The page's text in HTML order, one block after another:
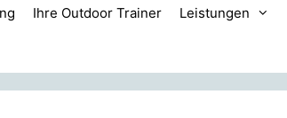
Ihre Outdoor Trainer Leistungen